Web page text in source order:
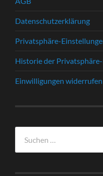
Datenschutzerklärung
Privatsphäre-
Historie der
Einwilligungen widerrufen
nach: